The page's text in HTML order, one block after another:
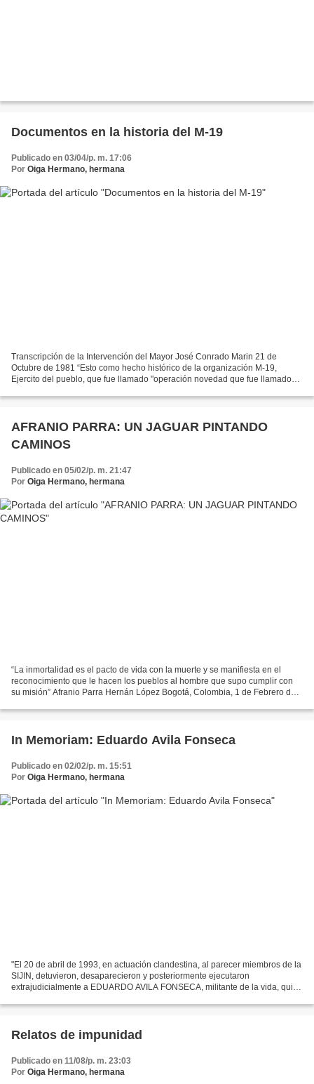
Documentos en la historia del M-19
Publicado en 03/04/p. m. 17:06
Por Oiga Hermano, hermana
Transcripción de la Intervención del Mayor José Conrado Marin 21 de
Octubre de 1981 “Esto como hecho histórico de la organización M-19,
Ejercito del pueblo, que fue llamado "operación novedad que fue llamado
AFRANIO PARRA: UN JAGUAR PINTANDO
CAMINOS
Publicado en 05/02/p. m. 21:47
Por Oiga Hermano, hermana
“La inmortalidad es el pacto de vida con la muerte y se manifiesta en el
reconocimiento que le hacen los pueblos al hombre que supo cumplir con
su misión” Afranio Parra Hernán López Bogotá, Colombia, 1 de Febrero del
In Memoriam: Eduardo Avila Fonseca
Publicado en 02/02/p. m. 15:51
Por Oiga Hermano, hermana
"El 20 de abril de 1993, en actuación clandestina, al parecer miembros de la
SIJIN, detuvieron, desaparecieron y posteriormente ejecutaron
extrajudicialmente a EDUARDO AVILA FONSECA, militante de la vida, quien
Relatos de impunidad
Publicado en 11/08/p. m. 23:03
Por Oiga Hermano, hermana